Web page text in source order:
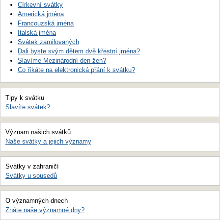
Církevní svátky
Americká jména
Francouzská jména
Italská jména
Svátek zamilovaných
Dali byste svým dětem dvě křestní jména?
Slavíme Mezinárodní den žen?
Co říkáte na elektronická přání k svátku?
Tipy k svátku
Slavíte svátek?
Význam našich svátků
Naše svátky a jejich významy
Svátky v zahraničí
Svátky u sousedů
O významných dnech
Znáte naše významné dny?